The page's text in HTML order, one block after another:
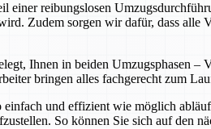
einer reibungslosen
Zudem sorgen wir dafür, dass
Ihnen in beiden Umzugsphasen
bringen alles fachgerecht zum
und effizient wie möglich
So können Sie sich auf den